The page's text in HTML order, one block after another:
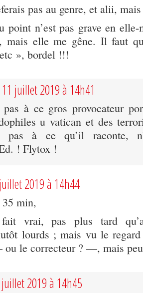
pas au genre, et alii,
point n’est pas grave en
mais elle me gêne. Il faut
», bordel !!!
11 juillet 2019 à 14h41
pas à ce gros provocateur
u vatican et des
pas à ce qu’il raconte,
! Flytox !
2019 à 14h44
min,
vrai, pas plus tard
lourds ; mais vu le
le correcteur ? —, mais
2019 à 14h45